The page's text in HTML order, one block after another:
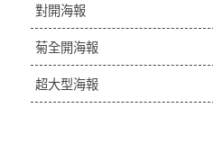
對開海報
菊全開海報
超大型海報